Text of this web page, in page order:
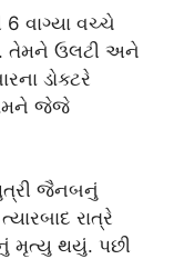
વાગ્યા વચ્ચે
તેમને ઉલટી અને
ડોક્ટરે
તેમને જેજે
જૈનબનું
રાત્રે
મૃત્યુ થયું. પછી